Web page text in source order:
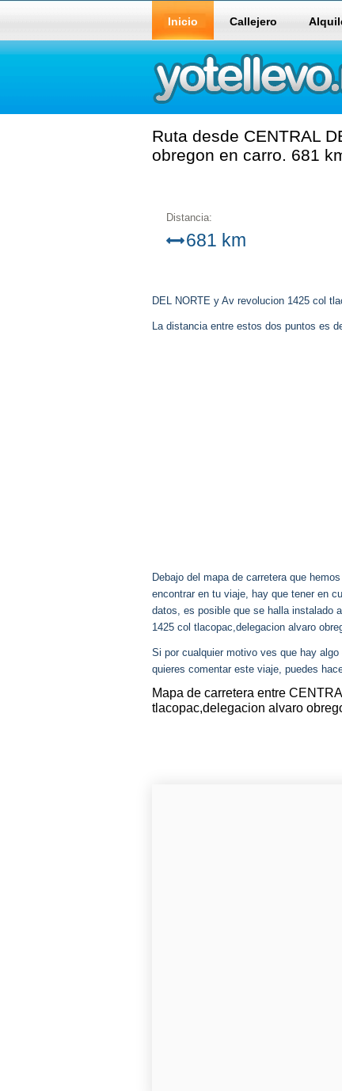
Inicio Callejero
Ruta desde CENTRAL
obregon en carro. 681
Distancia:
681 km
DEL NORTE y Av revolucion 1425 col
La distancia entre estos dos puntos es
Debajo del mapa de carretera que
encontrar en tu viaje, hay que tener en
datos, es posible que se halla instalado
1425 col tlacopac,delegacion alvaro
Si por cualquier motivo ves que hay
quieres comentar este viaje, puedes
Mapa de carretera entre
tlacopac,delegacion alvaro